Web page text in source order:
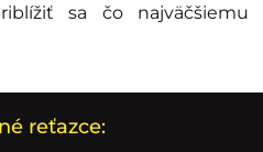
sa čo najväčšiemu
reťazce: